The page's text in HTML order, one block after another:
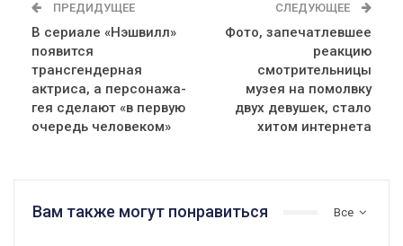
ПРЕДИДУЩЕЕ
В сериале «Нэшвилл»
появится
трансгендерная
актриса, а персонажа-
гея сделают «в первую
очередь человеком»
СЛЕДУЮЩЕЕ
Фото, запечатлевшее
реакцию
смотрительницы
музея на помолвку
двух девушек, стало
хитом интернета
Все
Вам также могут понравиться